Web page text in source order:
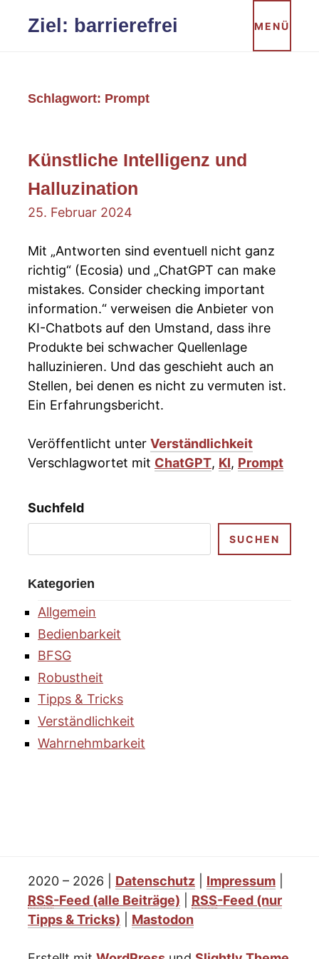
InhaltZiel: barrierefrei MENÜ
Schlagwort: Prompt
Künstliche Intelligenz und
Halluzination
25. Februar 2024
Mit „Antworten sind eventuell nicht ganz
richtig“ (Ecosia) und „ChatGPT can make
mistakes. Consider checking important
information.“ verweisen die Anbieter von
KI-Chatbots auf den Umstand, dass ihre
Produkte bei schwacher Quellenlage
halluzinieren. Und das geschieht auch an
Stellen, bei denen es nicht zu vermuten ist.
Ein Erfahrungsbericht.
Veröffentlicht unter Verständlichkeit
Verschlagwortet mit ChatGPT, KI, Prompt
Suchfeld
SUCHEN
Kategorien
Allgemein
Bedienbarkeit
BFSG
Robustheit
Tipps & Tricks
Verständlichkeit
Wahrnehmbarkeit
2020 – 2026 Datenschutz Impressum
RSS-Feed (alle Beiträge) RSS-Feed (nur
Tipps & Tricks)
Mastodon